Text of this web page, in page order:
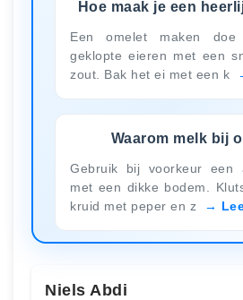
Hoe maak je een
Een omelet maken
geklopte eieren met een
zout. Bak het ei met een k
Waarom melk bij
Gebruik bij voorkeur een
met een dikke bodem.
kruid met peper en z
Niels Abdi